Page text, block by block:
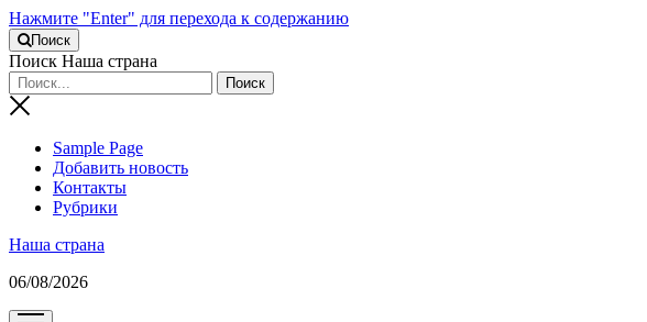
Нажмите "Enter" для перехода к содержанию
Поиск
Поиск Наша страна
Sample Page
Добавить новость
Контакты
Рубрики
Наша страна
06/08/2026